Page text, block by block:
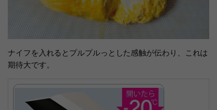
ナイフを入れるとプルプルっとした感触が伝わり、これは
期待大です。